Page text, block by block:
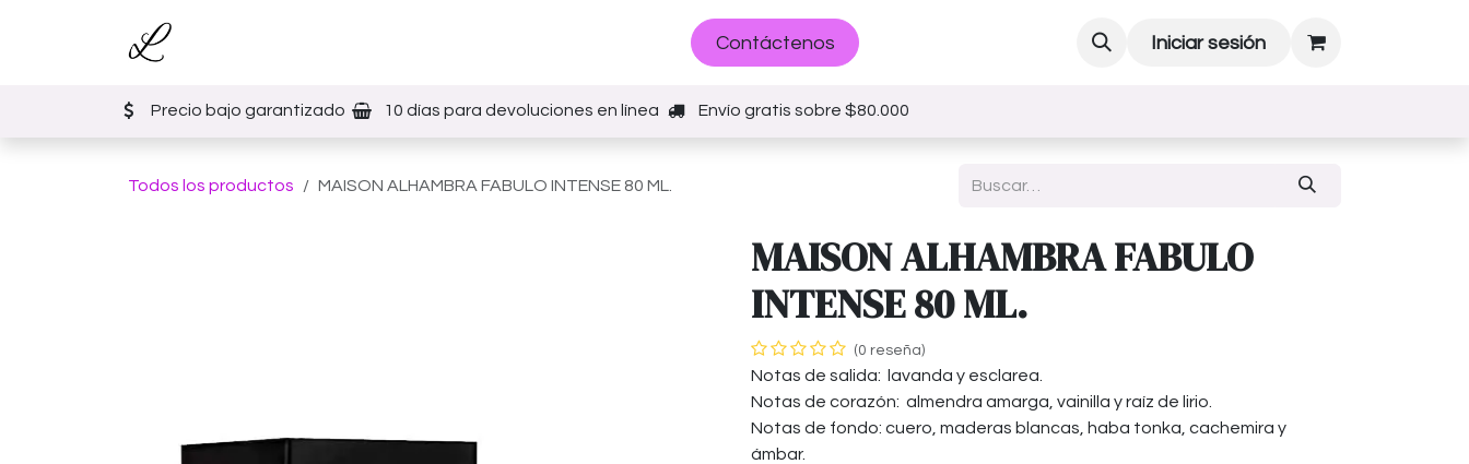
Contáctenos Iniciar sesión
Precio bajo garantizado 10 días para devoluciones en línea Envío gratis sobre $80.000
Todos los productos MAISON ALHAMBRA FABULO INTENSE 80 ML.
MAISON ALHAMBRA FABULO
INTENSE 80 ML.
(0 reseña)
Notas de salida: lavanda y esclarea.
Notas de corazón: almendra amarga, vainilla y raíz de lirio.
Notas de fondo: cuero, maderas blancas, haba tonka, cachemira y
ámbar.